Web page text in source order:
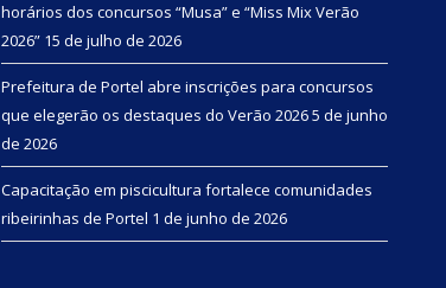
horários dos concursos “Musa” e “Miss Mix Verão
2026” 15 de julho de 2026
Prefeitura de Portel abre inscrições para concursos
que elegerão os destaques do Verão 20265 de junho
de 2026
Capacitação em piscicultura fortalece comunidades
ribeirinhas de Portel 1 de junho de 2026